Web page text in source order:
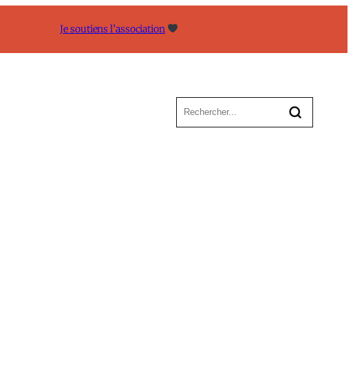
Je soutiens l’association